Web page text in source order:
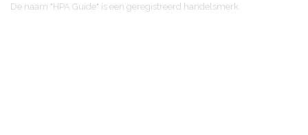
De naam "HPA Guide" is een geregistreerd handelsmerk.